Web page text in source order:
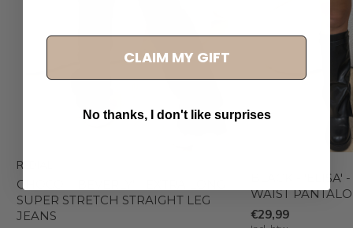
REDIAL
CHOCO - 'BEVERLY' - EXTRA LONG
SUPER STRETCH STRAIGHT LEG
JEANS
BLACK - 'ELISA'
WAIST
€29,99
CLAIM MY GIFT
No thanks, I don't like surprises